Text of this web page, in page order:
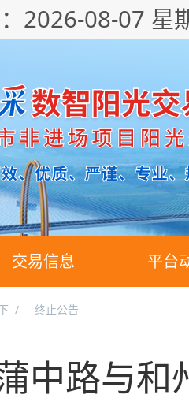
2026-08-07 星
交易信息 平台
/ 终止公告
中路与